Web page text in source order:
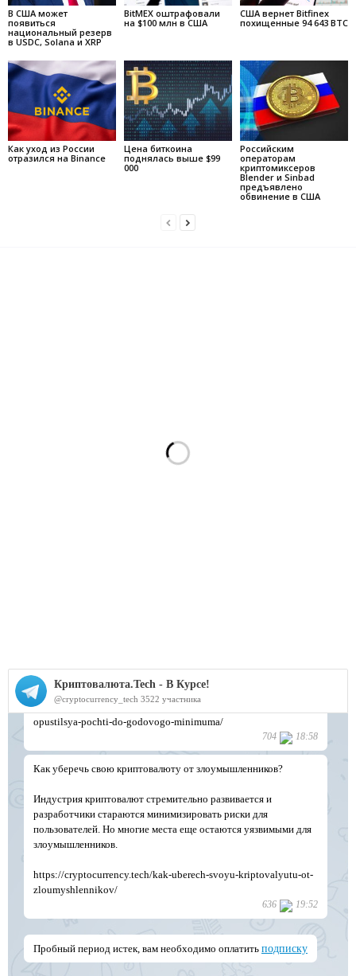
В США может
появиться
национальный резерв
в USDC, Solana и XRP
BitMEX оштрафовали
на $100 млн в США
США вернет Bitfinex
похищенные 94 643 BTC
Как уход из России
отразился на Binance
Цена биткоина
поднялась выше $99
000
Российским
операторам
криптомиксеров
Blender и Sinbad
предъявлено
обвинение в США